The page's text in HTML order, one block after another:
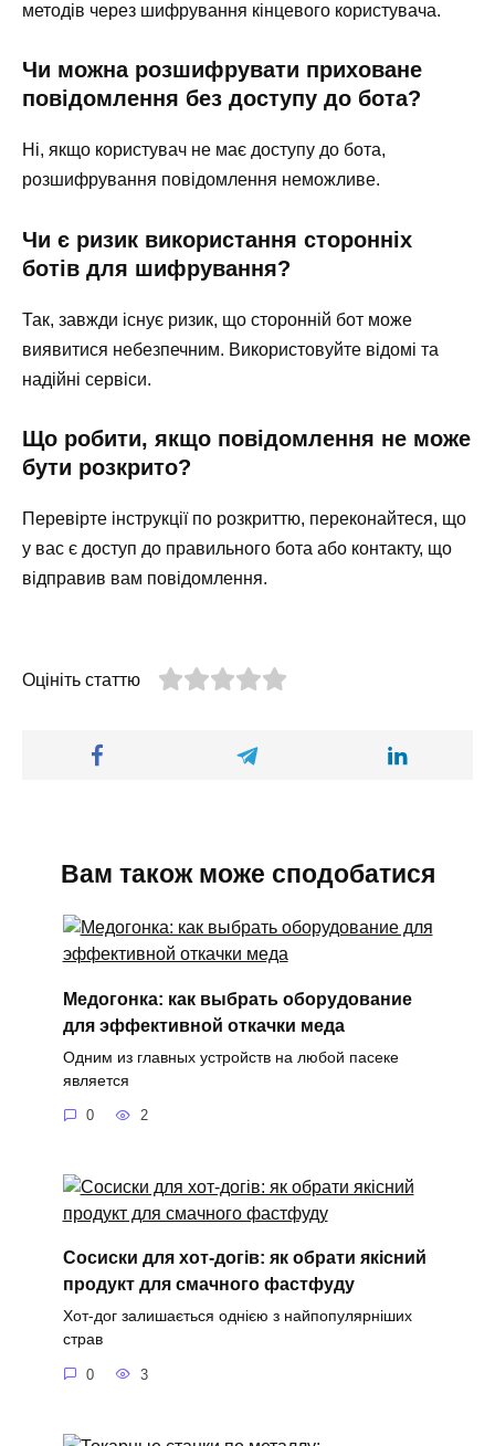
методів через шифрування кінцевого користувача.
Чи можна розшифрувати приховане
повідомлення без доступу до бота?
Ні, якщо користувач не має доступу до бота,
розшифрування повідомлення неможливе.
Чи є ризик використання сторонніх
ботів для шифрування?
Так, завжди існує ризик, що сторонній бот може
виявитися небезпечним. Використовуйте відомі та
надійні сервіси.
Що робити, якщо повідомлення не може
бути розкрито?
Перевірте інструкції по розкриттю, переконайтеся, що
у вас є доступ до правильного бота або контакту, що
відправив вам повідомлення.
Оцініть статтю
Вам також може сподобатися
Медогонка: как выбрать оборудование
для эффективной откачки меда
Одним из главных устройств на любой пасеке
является
0 2
Сосиски для хот-догів: як обрати якісний
продукт для смачного фастфуду
Хот-дог залишається однією з найпопулярніших
страв
0 3